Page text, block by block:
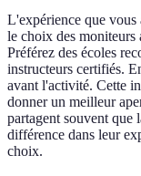
L'expérience que vous
le choix des
Préférez des écoles
instructeurs certifiés.
avant l'activité. Cette
donner un meilleur
partagent souvent que
différence dans leur
choix.